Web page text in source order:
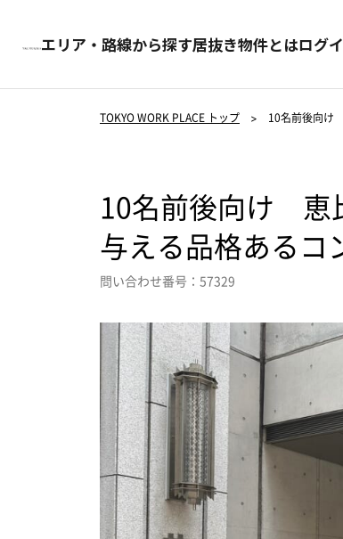
エリア・路線から探す居抜き物件とはログ
TOKYO WORK PLACE トップ > 10名前後向け
10名前後向け 恵
与える品格あるコ
問い合わせ番号：57329